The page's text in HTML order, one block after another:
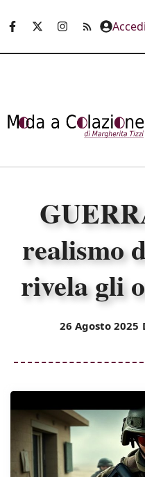
Accedi
realismo
rivela gli
26 Agosto 2025